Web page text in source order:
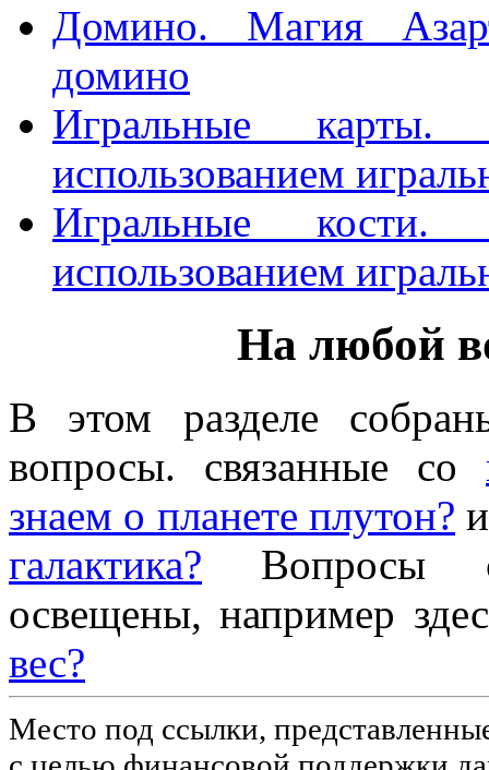
Домино. Магия
домино
Игральные
использованием
Игральные
использованием
На любой
В этом разделе
вопросы. связанные со
знаем о планете плутон?
галактика? Вопросы
освещены, например
вес?
Место под ссылки,